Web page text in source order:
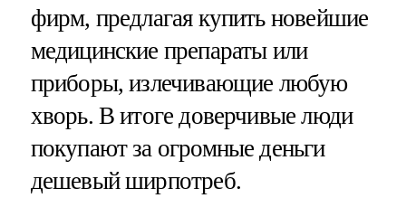
фирм, предлагая купить новейшие
медицинские препараты или
приборы, излечивающие любую
хворь. В итоге доверчивые люди
покупают за огромные деньги
дешевый ширпотреб.